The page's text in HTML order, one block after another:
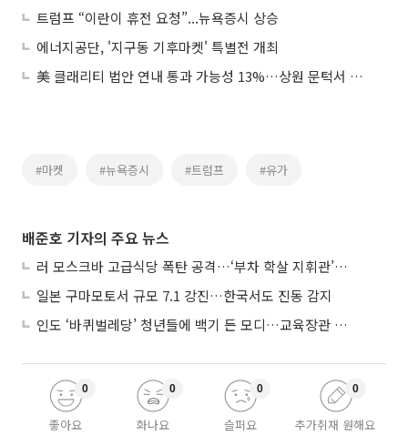
트럼프 “이란이 휴전 요청”...뉴욕증시 상승
에너지공단, '지구동 기후마켓' 특별전 개최
美 클래리티 법안 연내 통과 가능성 13%…상원 문턱서 제동
#마켓 #뉴욕증시 #트럼프 #유가
배준호 기자의 주요 뉴스
러 모스크바 고급식당 폭탄 공격…‘부차 학살 지휘관’ 노렸나
일본 구마모토서 규모 7.1 강진…한국서도 진동 감지
인도 ‘바퀴벌레당’ 청년들에 백기 든 모디…교육장관 사퇴
좋아요
0
화나요
0
슬퍼요
0
추가취재 원해요
0